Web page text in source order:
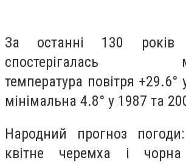
За останні 130 років
спостерігалась
температура повітря +29.6°
мінімальна 4.8° у 1987 та
Народний прогноз
квітне черемха і